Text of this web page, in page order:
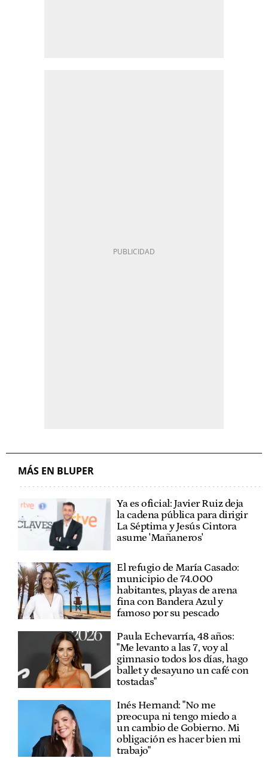
MÁS EN BLUPER
Ya es oficial: Javier Ruiz deja
la cadena pública para dirigir
La Séptima y Jesús Cintora
asume 'Mañaneros'
El refugio de María Casado:
municipio de 74.000
habitantes, playas de arena
fina con Bandera Azul y
famoso por su pescado
Paula Echevarría, 48 años:
"Me levanto a las 7, voy al
gimnasio todos los días, hago
ballet y desayuno un café con
tostadas"
Inés Hernand: "No me
preocupa ni tengo miedo a
un cambio de Gobierno. Mi
obligación es hacer bien mi
trabajo"